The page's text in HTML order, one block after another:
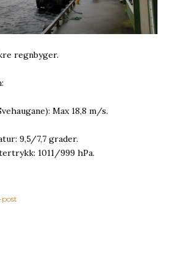
regnbyger.
Max 18,8 m/s.
9,5/7,7 grader.
1011/999 hPa.
post